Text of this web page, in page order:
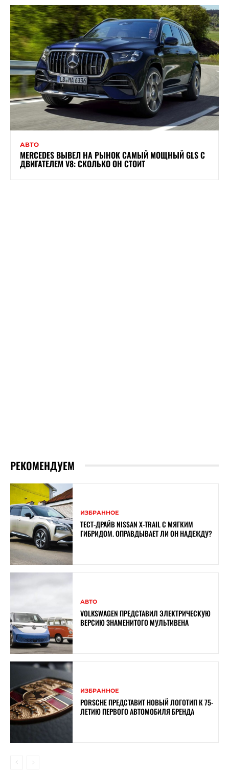
АВТО
MERCEDES ВЫВЕЛ НА РЫНОК САМЫЙ МОЩНЫЙ GLS С
ДВИГАТЕЛЕМ V8: СКОЛЬКО ОН СТОИТ
РЕКОМЕНДУЕМ
ИЗБРАННОЕ
ТЕСТ-ДРАЙВ NISSAN X-TRAIL С МЯГКИМ
ГИБРИДОМ. ОПРАВДЫВАЕТ ЛИ ОН НАДЕЖДУ?
АВТО
VOLKSWAGEN ПРЕДСТАВИЛ ЭЛЕКТРИЧЕСКУЮ
ВЕРСИЮ ЗНАМЕНИТОГО МУЛЬТИВЕНА
ИЗБРАННОЕ
PORSCHE ПРЕДСТАВИТ НОВЫЙ ЛОГОТИП К 75-
ЛЕТИЮ ПЕРВОГО АВТОМОБИЛЯ БРЕНДА